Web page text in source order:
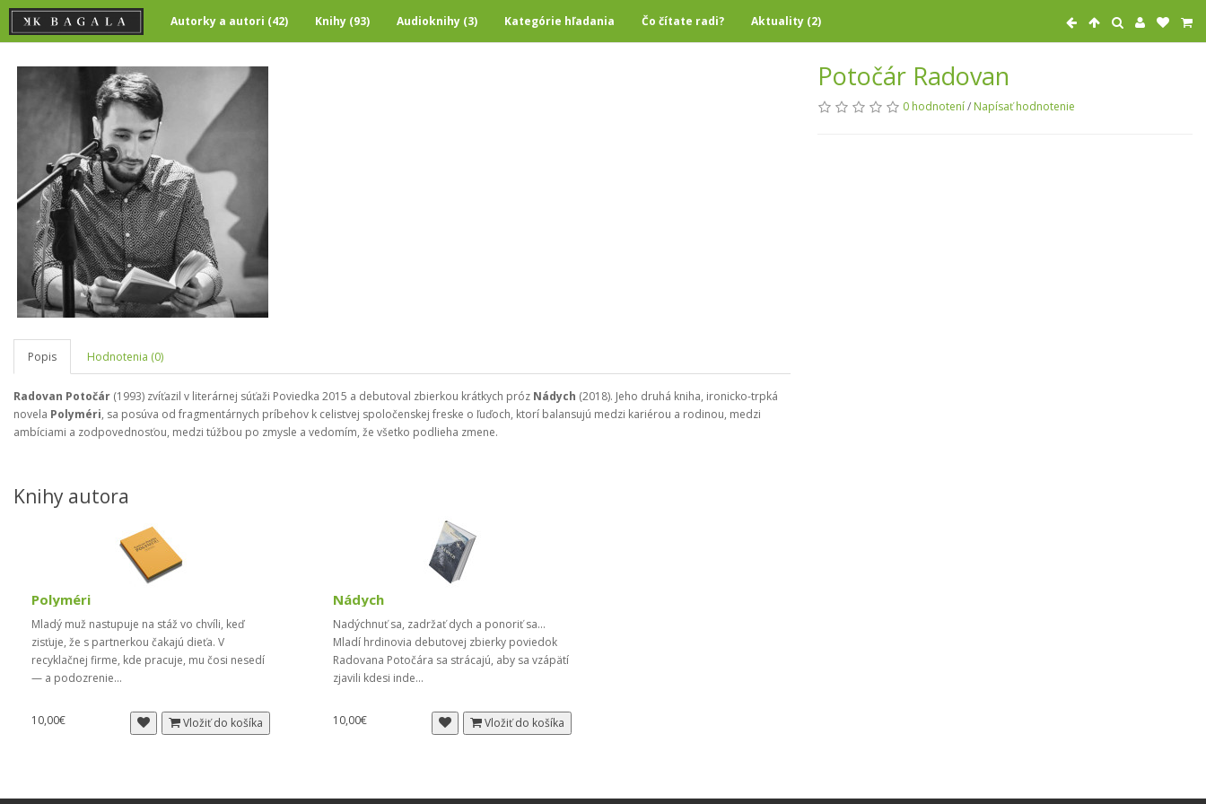
Autorky a autori (42) Knihy (93) Audioknihy (3) Kategórie hľadania Čo čítate radi? Aktuality (2)
Popis Hodnotenia (0)
Radovan Potočár (1993) zvíťazil v literárnej súťaži Poviedka 2015 a debutoval zbierkou krátkych próz Nádych (2018). Jeho druhá kniha, ironicko-trpká
novela Polyméri, sa posúva od fragmentárnych príbehov k celistvej spoločenskej freske o ľuďoch, ktorí balansujú medzi kariérou a rodinou, medzi
ambíciami a zodpovednosťou, medzi túžbou po zmysle a vedomím, že všetko podlieha zmene.
Potočár Radovan
0 hodnotení/ Napísať hodnotenie
Knihy autora
Polyméri
Mladý muž nastupuje na stáž vo chvíli, keď
zisťuje, že s partnerkou čakajú dieťa. V
recyklačnej firme, kde pracuje, mu čosi nesedí
— a podozrenie...
10,00€ Vložiť do košíka
Nádych
Nadýchnuť sa, zadržať dych a ponoriť sa...
Mladí hrdinovia debutovej zbierky poviedok
Radovana Potočára sa strácajú, aby sa vzápätí
zjavili kdesi inde...
10,00€ Vložiť do košíka